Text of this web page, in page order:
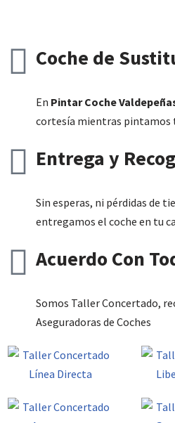
Coche de
En Pintar Coche
cortesía mientras pintamos
Entrega y
Sin esperas, ni pérdidas de
entregamos el coche en tu
Acuerdo Con
Somos Taller Concertado,
Aseguradoras de Coches